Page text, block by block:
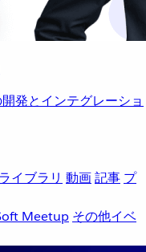
発とインテグレーショ
イブラリ 動画記事 プ
Meetup その他イベ